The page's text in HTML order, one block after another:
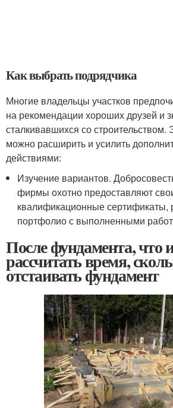
Как выбрать подрядчика
Многие владельцы участков
на рекомендации хороших друзей и
сталкивавшихся со строительством.
можно расширить и усилить
действиями:
Изучение вариантов.
фирмы охотно предоставляют
квалификационные сертификаты,
портфолио с выполненными
После фундамента, что
рассчитать время,
отстаивать фундамент